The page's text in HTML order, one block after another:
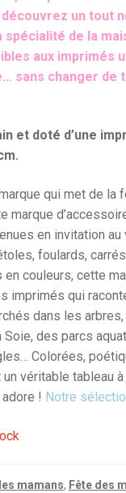
un tout
spécialité de la
aux imprimés
sans changer de
et doté d’une
qui met de la
marque
en invitation au
foulards,
couleurs, cette
imprimés qui
dans les
Soie, des parcs
Colorées,
véritable tableau
! Notre
mamans, Fête des